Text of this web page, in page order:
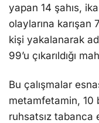
yapan 14 şahıs,
olaylarına karışan
kişi yakalanarak
99’u çıkarıldığı
Bu çalışmalar
metamfetamin, 10
ruhsatsız tabanca